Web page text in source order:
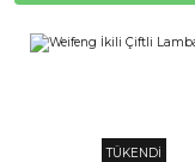
TÜKENDİ